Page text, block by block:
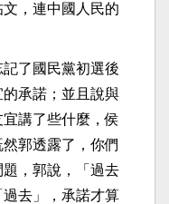
，連中國人民的
了國民黨初選後
承諾；並且說與
講了些什麼，侯
郭透露了，你們
，郭說，「過去
去」，承諾才算